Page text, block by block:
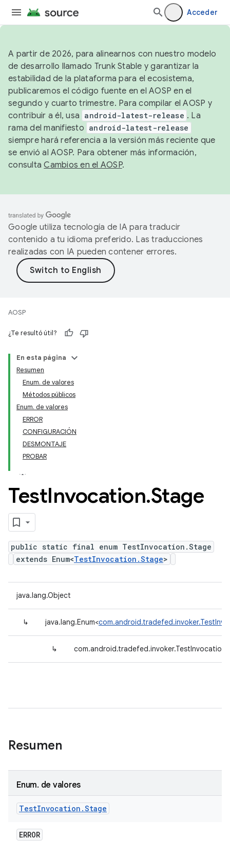
Acceder
A partir de 2026, para alinearnos con nuestro modelo
de desarrollo llamado Trunk Stable y garantizar la
estabilidad de la plataforma para el ecosistema,
publicaremos el código fuente en el AOSP en el
segundo y cuarto trimestre. Para compilar el AOSP y
contribuir a él, usa android-latest-release . La
rama del manifiesto android-latest-release
siempre hará referencia a la versión más reciente que
se envió al AOSP. Para obtener más información,
consultaCambios en el AOSP.
Google utiliza tecnología de IA para traducir
contenido a tu idioma preferido. Las traducciones
realizadas con IA pueden contener errores.
AOSP
¿Te resultó útil?
En esta página
Resumen
Enum. de valores
Métodos públicos
Enum. de valores
ERROR
CONFIGURACIÓN
DESMONTAJE
PROBAR
TestInvocation.Stage
public static final enum TestInvocation.Stage
extends Enum<TestInvocation.Stage>
java.lang.Object
↳ java.lang.Enum<
↳
Resumen
Enum. de valores
TestInvocation .Stage
ERROR